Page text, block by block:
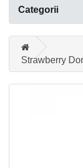
Categorii
Strawberry